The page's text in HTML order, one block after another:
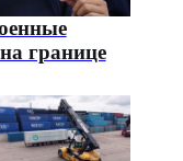
границе